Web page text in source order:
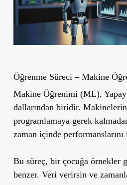
Öğrenme Süreci – Makine
Makine Öğrenimi (ML),
dallarından biridir.
programlamaya gerek
zaman içinde
Bu süreç, bir çocuğa örnekler
benzer. Veri verirsin ve